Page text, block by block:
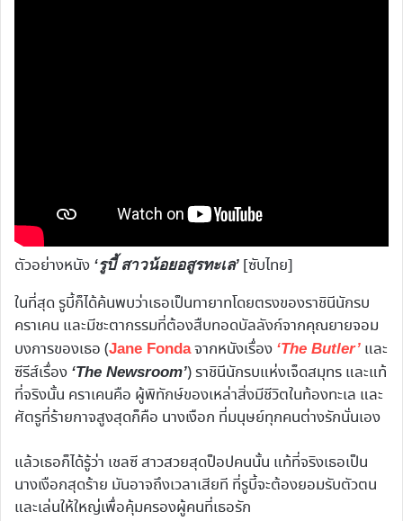
ตัวอย่างหนัง ‘รูบี้ สาวน้อยอสูรทะเล’ [ซับไทย]
ในที่สุด รูบี้ก็ได้ค้นพบว่าเธอเป็นทายาทโดยตรงของราชินีนักรบ
คราเคน และมีชะตากรรมที่ต้องสืบทอดบัลลังก์จากคุณยายจอม
บงการของเธอ (Jane Fondaจากหนังเรื่อง ‘The Butler’ และ
ซีรีส์เรื่อง ‘The Newsroom’) ราชินีนักรบแห่งเจ็ดสมุทร และแท้
ที่จริงนั้น คราเคนคือ ผู้พิทักษ์ของเหล่าสิ่งมีชีวิตในท้องทะเล และ
ศัตรูที่ร้ายกาจสูงสุดก็คือ นางเงือก ที่มนุษย์ทุกคนต่างรักนั่นเอง
แล้วเธอก็ได้รู้ว่า เชลซี สาวสวยสุดป็อปคนนั้น แท้ที่จริงเธอเป็น
นางเงือกสุดร้าย มันอาจถึงเวลาเสียที ที่รูบี้จะต้องยอมรับตัวตน
และเล่นให้ใหญ่เพื่อคุ้มครองผู้คนที่เธอรัก